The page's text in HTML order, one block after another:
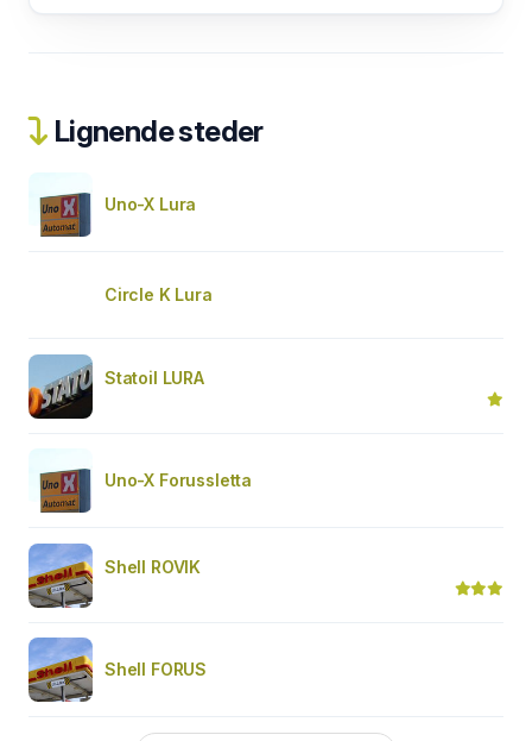
Lignende steder
Uno-X Lura
Circle K Lura
Statoil LURA
Uno-X Forussletta
Shell ROVIK
Shell FORUS